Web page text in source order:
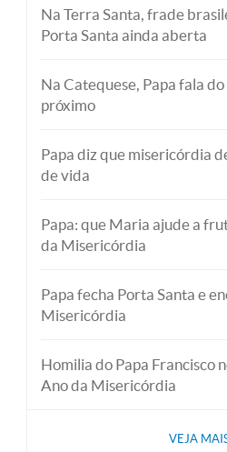
Na Terra Santa, frade
Porta Santa ainda aberta
Na Catequese, Papa fala
próximo
Papa diz que misericórdia
de vida
Papa: que Maria ajude a
da Misericórdia
Papa fecha Porta Santa e
Misericórdia
Homilia do Papa Francisco
Ano da Misericórdia
VEJA